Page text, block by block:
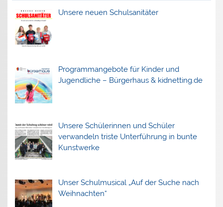
Unsere neuen Schulsanitäter
Programmangebote für Kinder und
Jugendliche – Bürgerhaus & kidnetting.de
Unsere Schülerinnen und Schüler
verwandeln triste Unterführung in bunte
Kunstwerke
Unser Schulmusical „Auf der Suche nach
Weihnachten“